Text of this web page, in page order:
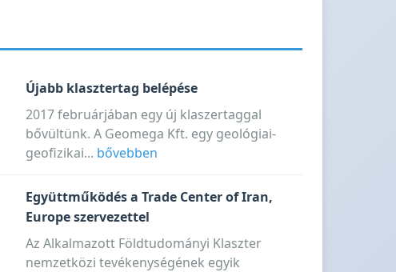
Újabb klasztertag belépése
2017 februárjában egy új klaszertaggal
bővültünk. A Geomega Kft. egy geológiai-
geofizikai... bővebben
Együttműködés a Trade Center of Iran,
Europe szervezettel
Az Alkalmazott Földtudományi Klaszter
nemzetközi tevékenységének egyik